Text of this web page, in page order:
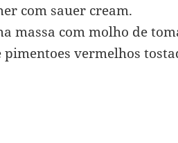
com sauer cream.
massa com molho de
pimentoes vermelhos